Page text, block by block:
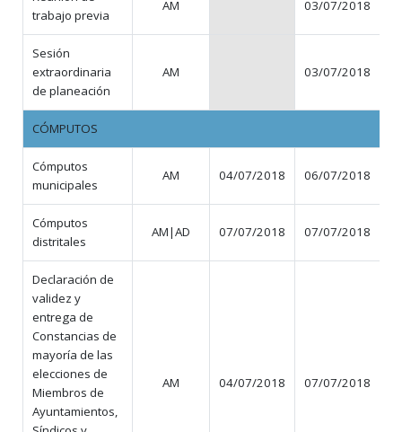
trabajo previa
AM 03/07/2018
Sesión
extraordinaria
de planeación
AM 03/07/2018
CÓMPUTOS
Cómputos
municipales
AM 04/07/2018 06/07/2018
Cómputos
distritales
AM|AD 07/07/2018 07/07/2018
Declaración de
validez y
entrega de
Constancias de
mayoría de las
elecciones de
Miembros de
Ayuntamientos,
AM 04/07/2018 07/07/2018